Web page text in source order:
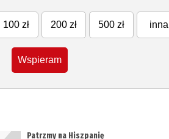
100 zł 200 zł 500 zł inna
Wspieram
Patrzmy na Hiszpanię